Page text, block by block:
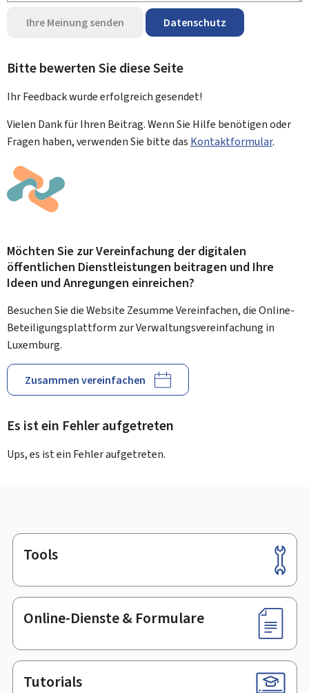
Ihre Meinung senden Datenschutz
Bitte bewerten Sie diese Seite
Ihr Feedback wurdeerfolgreichgesendet!
Vielen Dank für Ihren Beitrag. Wenn Sie Hilfe benötigen oder
Fragen haben, verwenden Sie bitte das Kontaktformular.
Möchten Sie zur Vereinfachung der digitalen
öffentlichen Dienstleistungen beitragen und Ihre
Ideen und Anregungen einreichen?
Besuchen Sie die Website Zesumme Vereinfachen, die Online-
Beteiligungsplattform zur Verwaltungsvereinfachung in
Luxemburg.
Zusammen vereinfachen
Es ist ein Fehler aufgetreten
Ups, es ist ein Fehler aufgetreten.
Footer
Tools
Online-Dienste & Formulare
Tutorials